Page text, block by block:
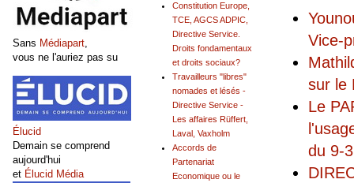
Vice-
sur le
Le
du 9-3
Constitution Europe,
TCE, AGCS ADPIC,
Directive Service.
Droits fondamentaux
et droits sociaux?
Travailleurs "libres"
nomades et lésés -
Directive Service -
Les affaires Rüffert,
Laval, Vaxholm
Accords de
Partenariat
Economique ou le
Sans Médiapart,
vous ne l'auriez pas su
Élucid
Demain se comprend
aujourd'hui
et Élucid Média